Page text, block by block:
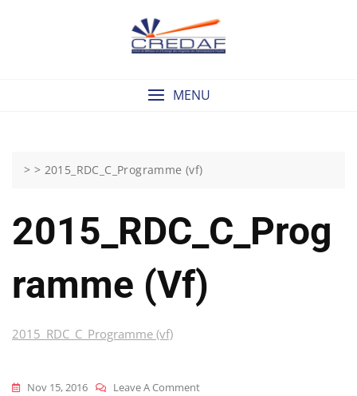
MENU
> > 2015_RDC_C_Programme (vf)
2015_RDC_C_Prog
Ramme (vf)
2015_RDC_C_Programme (vf)
Nov 15, 2016 Leave A CommentOn